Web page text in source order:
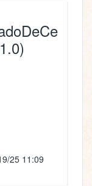
25 11:09